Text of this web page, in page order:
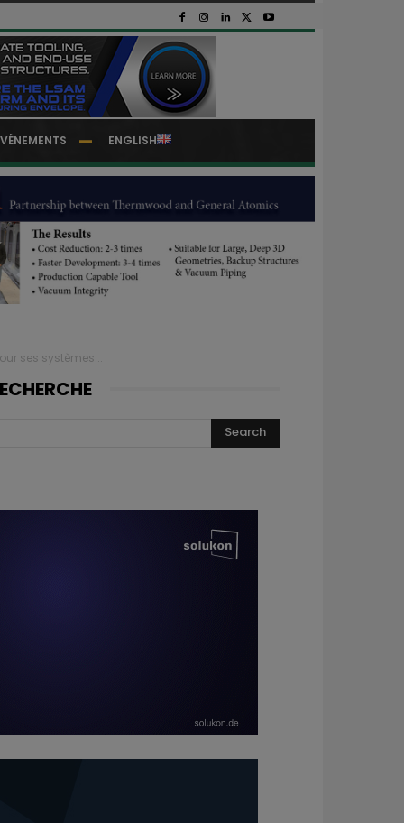
ENGLISH
ses systèmes...